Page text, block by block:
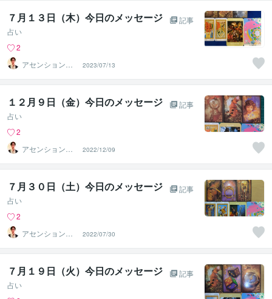
７月１３日（木）今日のメッセージ
記事
占い
2
アセンションナ
ビゲーター和（K
azu）
2023/07/13
１２月９日（金）今日のメッセージ
記事
占い
2
アセンションナ
ビゲーター和（K
azu）
2022/12/09
７月３０日（土）今日のメッセージ
記事
占い
2
アセンションナ
ビゲーター和（K
azu）
2022/07/30
７月１９日（火）今日のメッセージ
記事
占い